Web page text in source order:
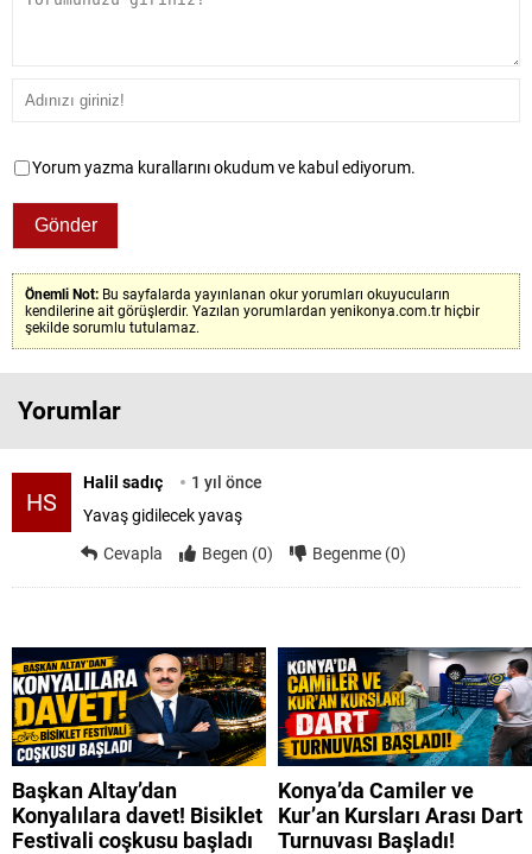
Yorum yazma kurallarını okudum ve kabul ediyorum.
Önemli Not: Bu sayfalarda yayınlanan okur yorumları okuyucuların
kendilerine ait görüşlerdir. Yazılan yorumlardan yenikonya.com.tr hiçbir
şekilde sorumlu tutulamaz.
Yorumlar
HS
Halil sadıç
1 yıl önce
Yavaş gidilecek yavaş
Cevapla
Begen (0) Begenme (0)
Başkan Altay’dan
Konyalılara davet! Bisiklet
Festivali coşkusu başladı
Konya’da Camiler ve
Kur’an Kursları Arası Dart
Turnuvası Başladı!